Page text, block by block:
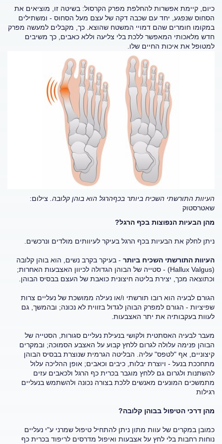
כיום, קיימת אפשרות להחלפת מפרק הקרסול: בשיטה זו, מוציאים את
הסחוס שנפגע, יחד עם שכבה דקה של עצם מעל הסחוס - ומשתילים
במקומו חומרים שהם דמויי המשטח שהוצא. כך, מקבלים למעשה מפרק
חדש מלאכותי המאפשר ללכת בלי צליעה וללא כאבים, כך משיבים
למטופל את איכות החיים שלו.
העיוות התורשתי השכיח ביותר בכףהרגל הוא בוהן קלובה. צילום:
שאטרסטוק
מהן הבעיות הנפוצות בכף הרגל?
ניתן לחלק את הבעיות בכף הרגל בעיקר לעיוותים מולדים ונרכשים.
העיוות התורשתי השכיח ביותר - בעיקר בקרב נשים, הוא בוהן קלובה
(Hallux Valgus) - סטייה של הבוהן הגדולה לכיוון האצבעות האחרות;
וכתוצאה מכך, יצירת בליטה חיצונית כואבת של העצם בבסיס הבוהן.
הגורם לבעיה הוא רובו תורשתי ו/או נעילה ממושכת של נעליים צרות
שפיציות - הגורם למפרק הבוהן לגדול בזווית לא נכונה; ובהמשך, גם
לעוות בעקבותיה את יתר האצבעות.
מעבר לבעיה האסתטית ולקושי בנעילת נעליים סגורות, הסטייה של
הבוהן פנימה עלולה לגרום ללחץ קבוע על האצבע הסמוכה; ובמקרים
קיצוניים, אף "לטפס" עליה. הבליטה הגרמית שנוצרת בבסיס הבוהן
מתחככת בנעל - ויוצרת יבלות, כיבים וכאבים; אופן ההליכה עלול
להשתנות ולגרום גם ללחץ מוגבר בכרית כף הרגל ולכאבים עזים
מתמשכים המונעים מאנשים ללכת בצורה נכונה ולהשתמש בנעליים
רגילות
מהן דרכי הטיפול בבוהן קלובה?
כמובן במקרים של עוות מתון ניתן להתחיל טיפול שמרני ע"י נעליים
נוחות רחבות בלי לחץ על אצבעות ואיפול מדרסים לריפוד בכרית כף